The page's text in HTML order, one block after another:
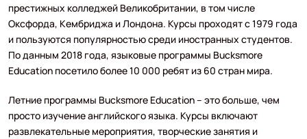
престижных колледжей Великобритании, в том числе
Оксфорда, Кембриджа и Лондона. Курсы проходят с 1979 года
и пользуются популярностью среди иностранных студентов.
По данным 2018 года, языковые программы Bucksmore
Education посетило более 10 000 ребят из 60 стран мира.
Летние программы Bucksmore Education – это больше, чем
просто изучение английского языка. Курсы включают
развлекательные мероприятия, творческие занятия и